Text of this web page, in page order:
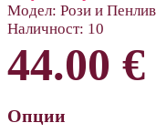
Модел: Рози и
Наличност: 10
44.00
Опции